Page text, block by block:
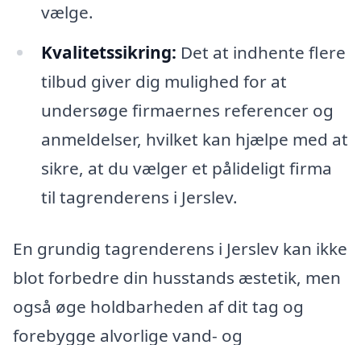
vælge.
Kvalitetssikring: Det at indhente flere
tilbud giver dig mulighed for at
undersøge firmaernes referencer og
anmeldelser, hvilket kan hjælpe med at
sikre, at du vælger et pålideligt firma
til tagrenderens i Jerslev.
En grundig tagrenderens i Jerslev kan ikke
blot forbedre din husstands æstetik, men
også øge holdbarheden af dit tag og
forebygge alvorlige vand- og